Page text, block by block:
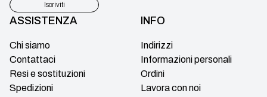
ASSISTENZA
Chi siamo
Contattaci
Resi e sostituzioni
Spedizioni
INFO
Indirizzi
Informazioni personali
Ordini
Lavora con noi
Iscriviti